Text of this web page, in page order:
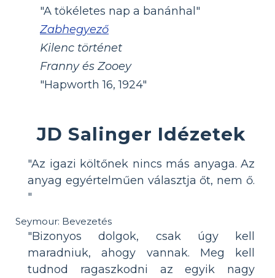
"A tökéletes nap a banánhal"
Zabhegyező
Kilenc történet
Franny és Zooey
"Hapworth 16, 1924"
JD Salinger Idézetek
"Az igazi költőnek nincs más anyaga. Az
anyag egyértelműen választja őt, nem ő.
"
Seymour: Bevezetés
"Bizonyos dolgok, csak úgy kell
maradniuk, ahogy vannak. Meg kell
tudnod ragaszkodni az egyik nagy